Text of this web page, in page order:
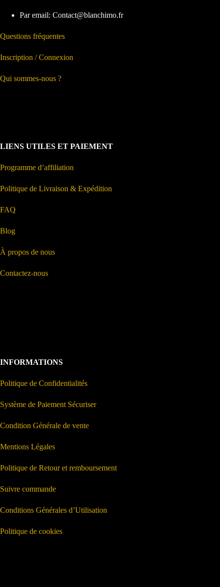
Par email: Contact@blanchimo.fr
Questions fréquentes
Inscription / Connexion
Qui sommes-nous ?
LIENS UTILES ET PAIEMENT
Programme d’affiliation
Politique de Livraison & Expédition
FAQ
Blog
À propos de nous
Contactez-nous
INFORMATIONS
Politique de Confidentialités
Système de Paiement Sécuriser
Condition Générale de vente
Mentions Légales
Politique de Retour et remboursement
Suivre commande
Conditions Générales d’Utilisation
Politique de cookies